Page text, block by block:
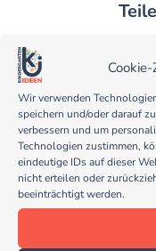
Wir verwenden
speichern und/oder darauf
verbessern und um
Technologien zustimmen,
eindeutige IDs auf dieser
nicht erteilen oder
beeinträchtigt werden.
Baujahr
einem
2017/18
meiner